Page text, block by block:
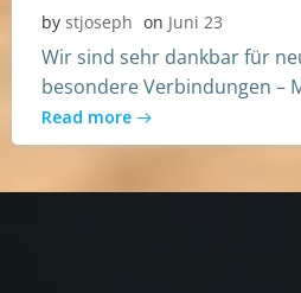
by stjoseph on Juni 23
Wir sind sehr dankbar für
besondere Verbindungen –
Read more